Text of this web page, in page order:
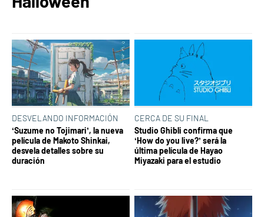
DESVELANDO INFORMACIÓN
‘Suzume no Tojimari’, la nueva
película de Makoto Shinkai,
desvela detalles sobre su
duración
CERCA DE SU FINAL
Studio Ghibli confirma que
‘How do you live?’ será la
última película de Hayao
Miyazaki para el estudio